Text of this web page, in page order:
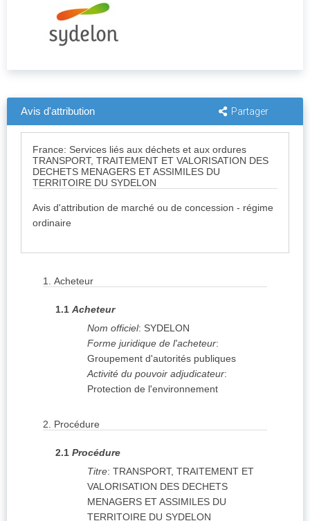
Avis d'attribution Partager
France: Services liés aux déchets et aux ordures
TRANSPORT, TRAITEMENT ET VALORISATION DES
DECHETS MENAGERS ET ASSIMILES DU
TERRITOIRE DU SYDELON
Avis d'attribution de marché ou de concession - régime
ordinaire
1. Acheteur
1.1 Acheteur
Nom officiel: SYDELON
Forme juridique de l'acheteur:
Groupement d'autorités publiques
Activité du pouvoir adjudicateur:
Protection de l'environnement
2. Procédure
2.1 Procédure
Titre: TRANSPORT, TRAITEMENT ET
VALORISATION DES DECHETS
MENAGERS ET ASSIMILES DU
TERRITOIRE DU SYDELON